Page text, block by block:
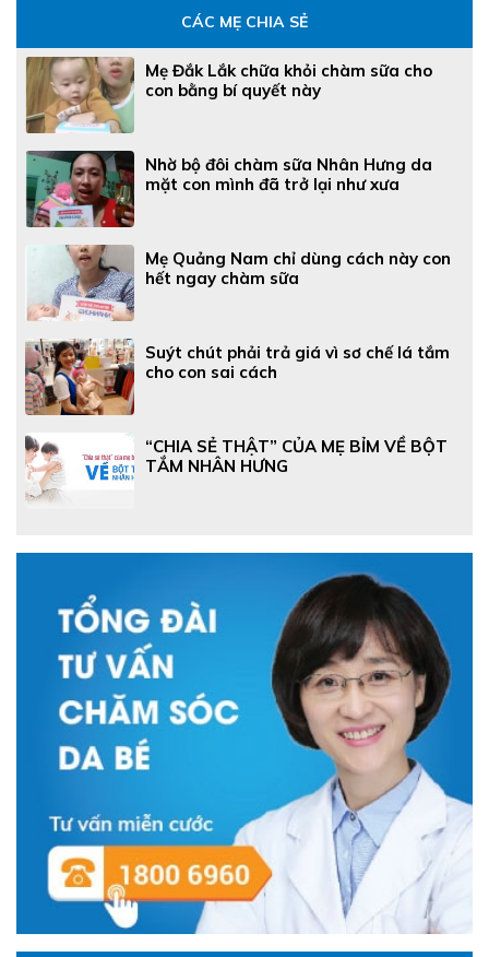
CÁC MẸ CHIA SẺ
Mẹ Đắk Lắk chữa khỏi chàm sữa cho
con bằng bí quyết này
Nhờ bộ đôi chàm sữa Nhân Hưng da
mặt con mình đã trở lại như xưa
Mẹ Quảng Nam chỉ dùng cách này con
hết ngay chàm sữa
Suýt chút phải trả giá vì sơ chế lá tắm
cho con sai cách
“CHIA SẺ THẬT” CỦA MẸ BỈM VỀ BỘT
TẮM NHÂN HƯNG